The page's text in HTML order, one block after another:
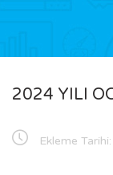
2024 YILI
Ekleme Tarihi: